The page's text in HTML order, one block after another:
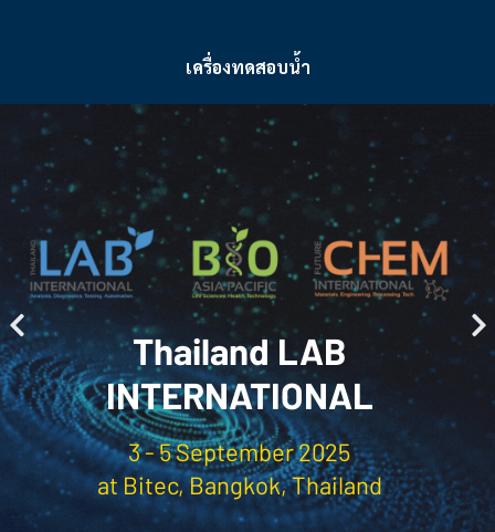
เครื่องทดสอบน้ำ
Thailand LAB
INTERNATIONAL
3 - 5 September 2025
at Bitec, Bangkok, Thailand